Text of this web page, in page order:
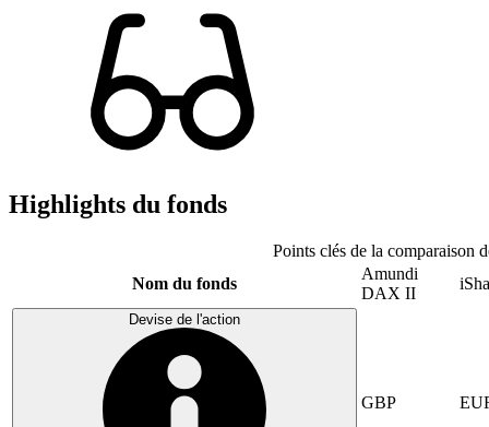
Highlights du fonds
Points clés de la comparaison
Nom du fonds
Amundi
DAX II
Devise de l'action
GBP